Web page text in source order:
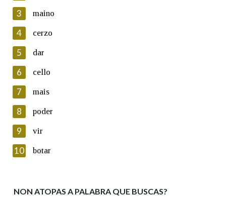
En cumprimento da normativa vixente en materia de
Protección de Datos de Carácter Persoal, a Real Academia
Galega informa a aqueles usuarios que faciliten o seu correo
electrónico, así como calquera outra información de carácter
persoal, que estes datos serán obxecto de tratamento
automatizado de carácter confidencial e incorporados aos seus
ficheiros informáticos. Así mesmo, os usuarios poderán exercer o
seu dereito de acceso, rectificación, oposición e cancelación dos
seus datos poñéndose en contacto connosco.
Lin e acepto as condicións da política de
Introduce o código que aparece na imaxe:
3 maino
4 cerzo
5 dar
6 cello
7 mais
8 poder
9 vir
10 botar
NON ATOPAS A PALABRA QUE BUSCAS?